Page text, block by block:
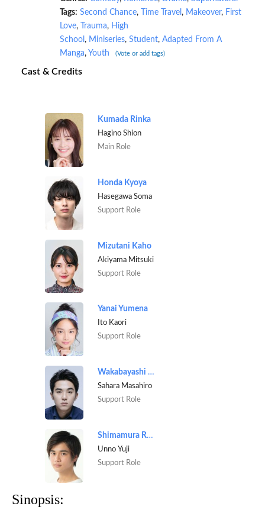
Tags: Second Chance, Time Travel , Makeover, First
Love, Trauma, High
School , Miniseries, Student, Adapted From A
Manga, Youth (Vote or add tags)
Cast & Credits
Kumada Rinka
Hagino Shion
Main Role
Honda Kyoya
Hasegawa Soma
Support Role
Mizutani Kaho
Akiyama Mitsuki
Support Role
Yanai Yumena
Ito Kaori
Support Role
Wakabayashi Jiei
Sahara Masahiro
Support Role
Shimamura Ryunosuke
Unno Yuji
Support Role
Sinopsis: